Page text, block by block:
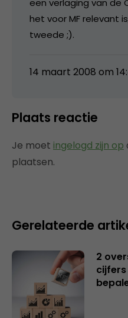
het voor MF relevant
tweede ;).
14 maart 2008 om
Plaats reactie
Je moet ingelogd zijn op
plaatsen.
Gerelateerde
2
cijfers